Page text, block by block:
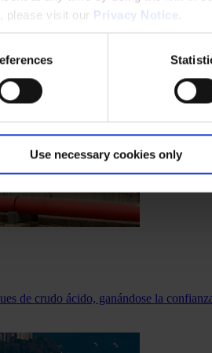
please visit our Privacy Notice
Use necessary cookies only
de crudo ácido, ganándose la